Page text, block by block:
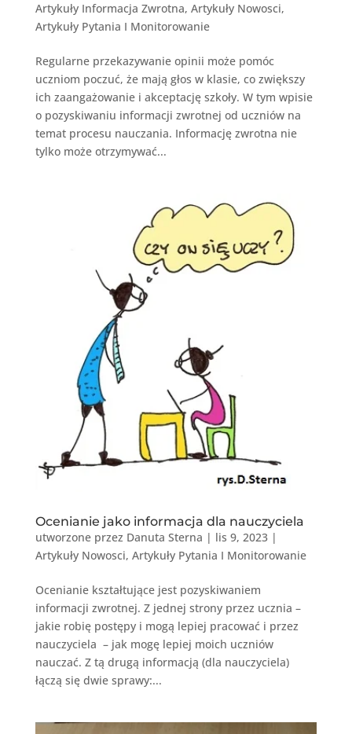
Artykuły Informacja Zwrotna, Artykuły Nowosci,
Artykuły Pytania I Monitorowanie
Regularne przekazywanie opinii może pomóc
uczniom poczuć, że mają głos w klasie, co zwiększy
ich zaangażowanie i akceptację szkoły. W tym wpisie
o pozyskiwaniu informacji zwrotnej od uczniów na
temat procesu nauczania. Informację zwrotna nie
tylko może otrzymywać...
Ocenianie jako informacja dla nauczyciela
utworzone przez Danuta Sterna | lis 9, 2023|
Artykuły Nowosci, Artykuły Pytania I Monitorowanie
Ocenianie kształtujące jest pozyskiwaniem
informacji zwrotnej. Z jednej strony przez ucznia –
jakie robię postępy i mogą lepiej pracować i przez
nauczyciela – jak mogę lepiej moich uczniów
nauczać. Z tą drugą informacją (dla nauczyciela)
łączą się dwie sprawy:...